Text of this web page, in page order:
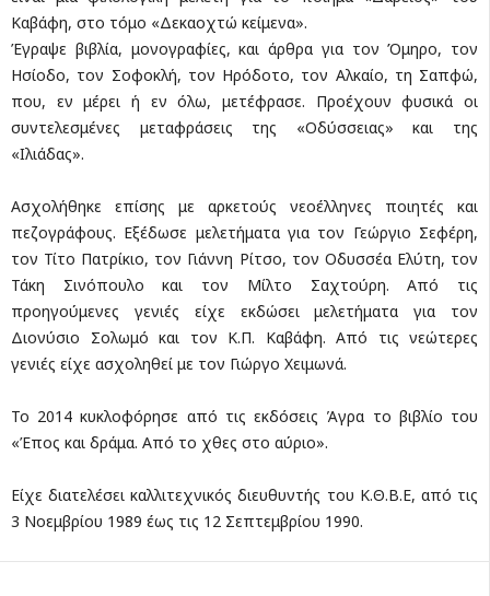
Καβάφη, στο τόμο «Δεκαοχτώ κείμενα».
Έγραψε βιβλία, μονογραφίες, και άρθρα για τον Όμηρο, τον
Ησίοδο, τον Σοφοκλή, τον Ηρόδοτο, τον Αλκαίο, τη Σαπφώ,
που, εν μέρει ή εν όλω, μετέφρασε. Προέχουν φυσικά οι
συντελεσμένες μεταφράσεις της «Οδύσσειας» και της
«Ιλιάδας».
Ασχολήθηκε επίσης με αρκετούς νεοέλληνες ποιητές και
πεζογράφους. Εξέδωσε μελετήματα για τον Γεώργιο Σεφέρη,
τον Τίτο Πατρίκιο, τον Γιάννη Ρίτσο, τον Οδυσσέα Ελύτη, τον
Τάκη Σινόπουλο και τον Μίλτο Σαχτούρη. Από τις
προηγούμενες γενιές είχε εκδώσει μελετήματα για τον
Διονύσιο Σολωμό και τον Κ.Π. Καβάφη. Από τις νεώτερες
γενιές είχε ασχοληθεί με τον Γιώργο Χειμωνά.
Το 2014 κυκλοφόρησε από τις εκδόσεις Άγρα το βιβλίο του
«Έπος και δράμα. Από το χθες στο αύριο».
Είχε διατελέσει καλλιτεχνικός διευθυντής του Κ.Θ.Β.Ε, από τις
3 Νοεμβρίου 1989 έως τις 12 Σεπτεμβρίου 1990.